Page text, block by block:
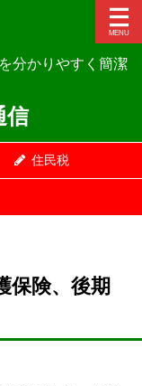
分かりやすく簡潔
信
住民税
保険、後期